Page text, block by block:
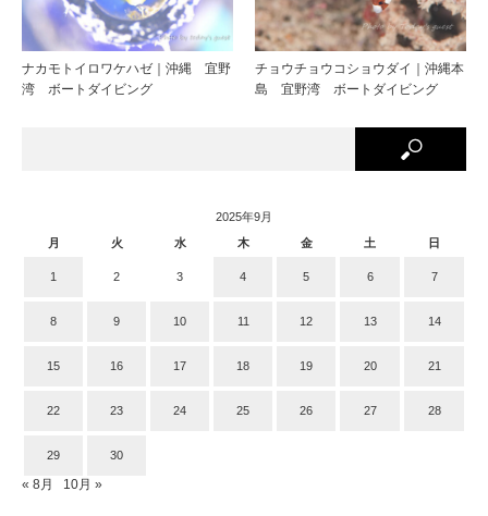
ナカモトイロワケハゼ｜沖縄 宜野
湾 ボートダイビング
チョウチョウコショウダイ｜沖縄本
島 宜野湾 ボートダイビング
2025年9月
月
火 水 木 金 土 日
1 2 3 4 5 6 7
8 9 10 11 12 13 14
15 16 17 18 19 20 21
22 23 24 25 26 27 28
29 30
« 8月 10月 »